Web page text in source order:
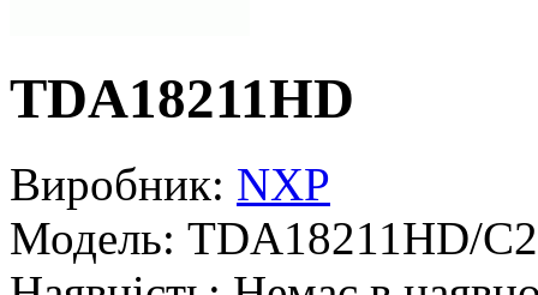
TDA18211HD
Виробник: NXP
Модель: TDA18211HD/